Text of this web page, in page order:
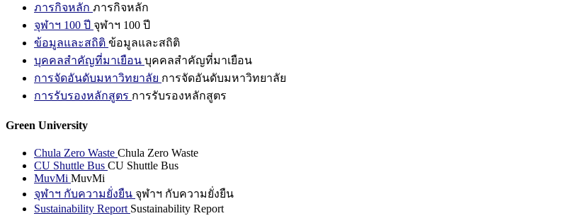
ภารกิจหลัก ภารกิจหลัก
จุฬาฯ 100 ปี จุฬาฯ 100 ปี
ข้อมูลและสถิติ ข้อมูลและสถิติ
บุคคลสำคัญที่มาเยือน บุคคลสำคัญที่มาเยือน
การจัดอันดับมหาวิทยาลัย การจัดอันดับมหาวิทยาลัย
การรับรองหลักสูตร การรับรองหลักสูตร
Green University
Chula Zero Waste Chula Zero Waste
CU Shuttle Bus CU Shuttle Bus
MuvMi MuvMi
จุฬาฯ กับความยั่งยืน จุฬาฯ กับความยั่งยืน
Sustainability Report Sustainability Report